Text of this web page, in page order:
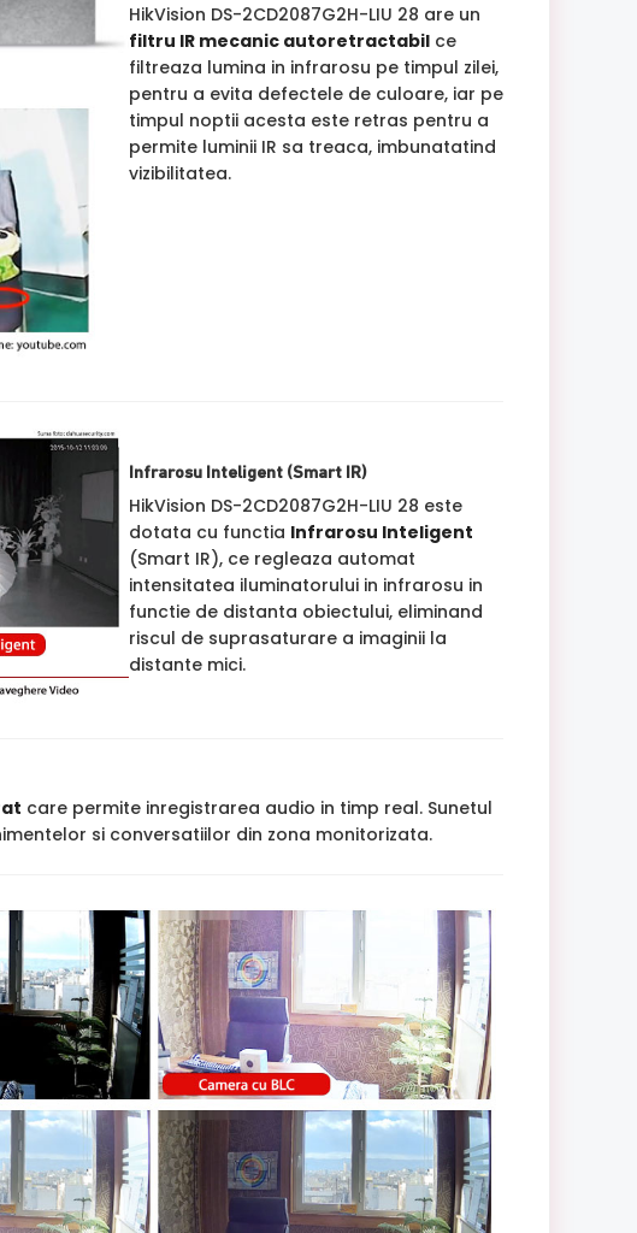
HikVision DS-2CD2087G2H-LIU 28 are un
filtru IR mecanic autoretractabilce
filtreaza lumina in infrarosu pe timpul zilei,
pentru a evita defectele de culoare, iar pe
timpul noptii acesta este retras pentru a
permite luminii IR sa treaca, imbunatatind
vizibilitatea.
Infrarosu Inteligent (Smart IR)
HikVision DS-2CD2087G2H-LIU 28 este
dotata cu functia Infrarosu Inteligent
(Smart IR), ce regleaza automat
intensitatea iluminatorului in infrarosu in
functie de distanta obiectului, eliminand
riscul de suprasaturare a imaginii la
distante mici.
care permite inregistrarea audio in timp real. Sunetul
si conversatiilor din zona monitorizata.